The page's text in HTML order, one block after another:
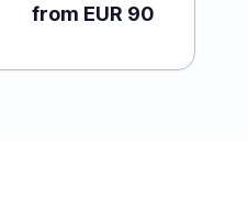
from EUR 90